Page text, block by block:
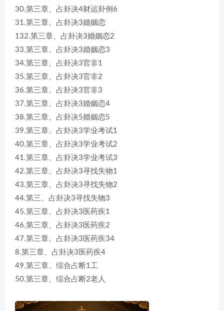
30.第三章、占卦决4财运卦例6
31.第三章、占卦决3婚姻恋
132.第三章、占卦决3婚姻恋2
33.第三章、占卦决3婚姻恋3
34.第三章、占卦决3官非1
35.第三章、占卦决3官非2
36.第三章、占卦决3官非3
37.第三章、占卦决3婚姻恋4
38.第三章、占卦决5婚姻恋5
39.第三章、占卦决3学业考试1
40.第三章、占卦决3学业考试2
41.第三章、占卦决3学业考试3
42.第三章、占卦决3寻找失物1
43.第三章、占卦决3寻找失物2
44.第三、占卦决3寻找失物3
45.第三章、占卦决3医药疾1
46.第三章、占卦决3医药疾2
47.第三章、占卦决3医药疾34
8.第三章、占卦决3医药疾4
49.第三章、综合占断1工
50.第三章、综合占断2老人